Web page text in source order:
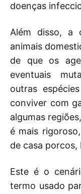
doenças
Além disso, a
animais
de que os
eventuais
outras
conviver com
algumas
é mais
de casa porcos,
Este é o
termo usado